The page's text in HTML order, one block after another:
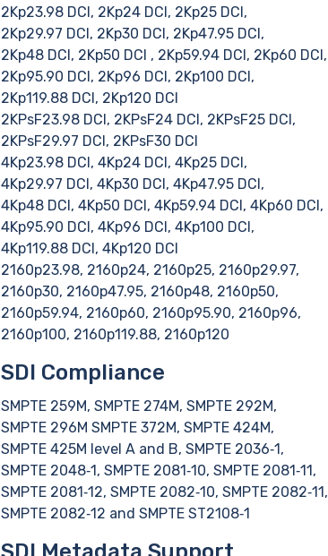
2Kp23.98 DCI, 2Kp24 DCI, 2Kp25 DCI,
2Kp29.97 DCI, 2Kp30 DCI, 2Kp47.95 DCI,
2Kp48 DCI, 2Kp50 DCI , 2Kp59.94 DCI, 2Kp60 DCI,
2Kp95.90 DCI, 2Kp96 DCI, 2Kp100 DCI,
2Kp119.88 DCI, 2Kp120 DCI
2KPsF23.98 DCI, 2KPsF24 DCI, 2KPsF25 DCI,
2KPsF29.97 DCI, 2KPsF30 DCI
4Kp23.98 DCI, 4Kp24 DCI, 4Kp25 DCI,
4Kp29.97 DCI, 4Kp30 DCI, 4Kp47.95 DCI,
4Kp48 DCI, 4Kp50 DCI, 4Kp59.94 DCI, 4Kp60 DCI,
4Kp95.90 DCI, 4Kp96 DCI, 4Kp100 DCI,
4Kp119.88 DCI, 4Kp120 DCI
2160p23.98, 2160p24, 2160p25, 2160p29.97,
2160p30, 2160p47.95, 2160p48, 2160p50,
2160p59.94, 2160p60, 2160p95.90, 2160p96,
2160p100, 2160p119.88, 2160p120
SDI Compliance
SMPTE 259M, SMPTE 274M, SMPTE 292M,
SMPTE 296M SMPTE 372M, SMPTE 424M,
SMPTE 425M level A and B, SMPTE 2036‑1,
SMPTE 2048‑1, SMPTE 2081‑10, SMPTE 2081‑11,
SMPTE 2081‑12, SMPTE 2082‑10, SMPTE 2082‑11,
SMPTE 2082‑12 and SMPTE ST2108‑1